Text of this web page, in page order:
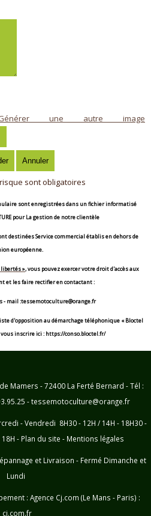
une autre image
sont obligatoires
sont enregistrées dans un fichier informatisé
pourLa gestion de notre clientèle
destinéesService commercial établis en dehors de
européenne.
», vous pouvez exercer votre droit d'accès aux
et les faire rectifier en contactant :
- mail :tessemotoculture@orange.fr
d'opposition au démarchage téléphonique « Bloctel
inscrire ici : https://conso.bloctel.fr/
de Mamers - 72400 La Ferté Bernard - Tél :
- tessemotoculture@orange.fr
- Vendredi 8H30 - 12H / 14H - 18H30 -
- Plan du site - Mentions légales
et Livraison - Fermé Dimanche et
Lundi
: Agence Cj.com (Le Mans - Paris) :
cj.com.fr